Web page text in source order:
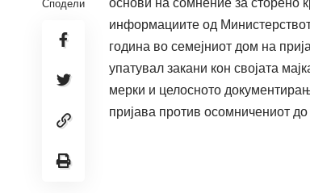
Сподели
информациите од
година во семејниот дом на
упатувал закани кон својата
мерки и целосното
пријава против осомничениот